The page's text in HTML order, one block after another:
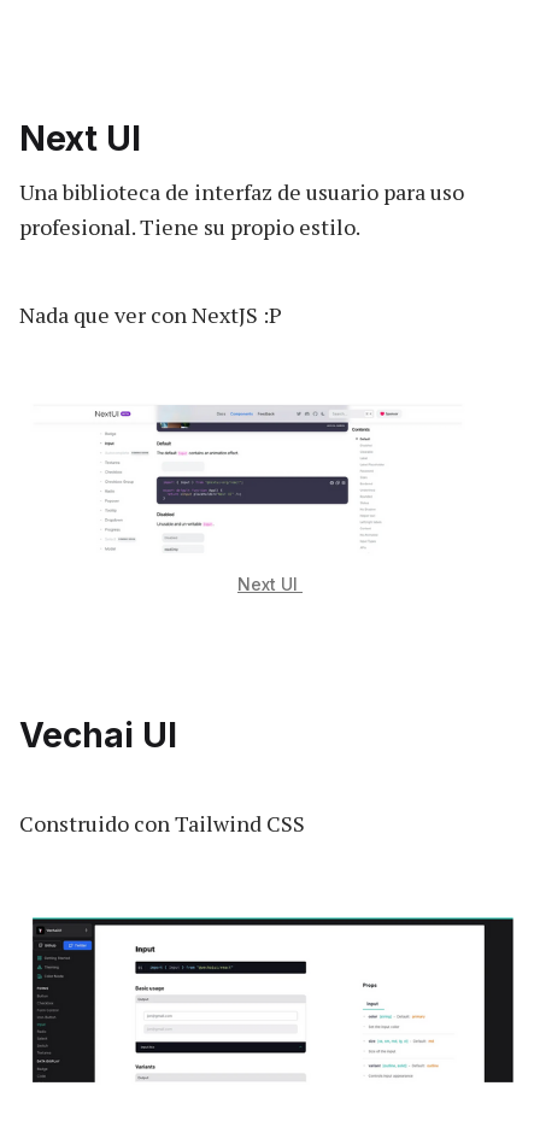
Next UI
Una biblioteca de interfaz de usuario para uso
profesional. Tiene su propio estilo.
Nada que ver con NextJS :P
Next UI
Vechai UI
Construido con Tailwind CSS